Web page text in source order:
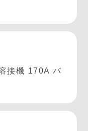
接機 170A バ